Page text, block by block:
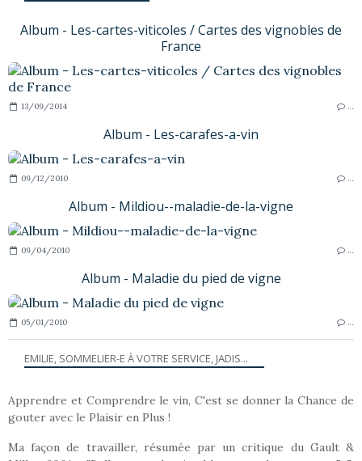
Album - Les-cartes-viticoles / Cartes des vignobles de
France
13/09/2014
Album - Les-carafes-a-vin
09/12/2010
Album - Mildiou--maladie-de-la-vigne
09/04/2010
Album - Maladie du pied de vigne
05/01/2010
EMILIE, SOMMELIER-E À VOTRE SERVICE, JADIS...
Apprendre et Comprendre le vin, C'est se donner la Chance de
gouter avec le Plaisir en Plus !
Ma façon de travailler, résumée par un critique du Gault &